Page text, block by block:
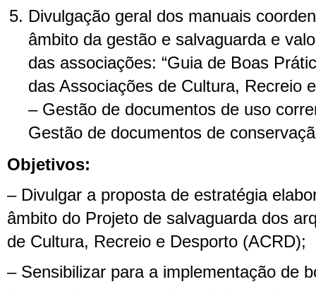
Divulgação geral dos manuais
âmbito da gestão e salvaguarda e
das associações: “Guia de Boas
das Associações de Cultura, Recreio
– Gestão de documentos de uso
Gestão de documentos de
Objetivos:
– Divulgar a proposta de estratégia
âmbito do Projeto de salvaguarda dos
de Cultura, Recreio e Desporto (ACRD);
– Sensibilizar para a implementação de